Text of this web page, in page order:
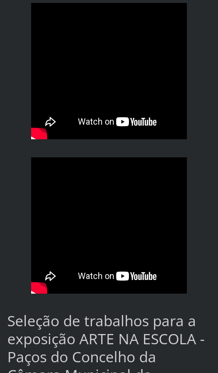
Seleção de trabalhos para a
exposição ARTE NA ESCOLA -
Paços do Concelho da